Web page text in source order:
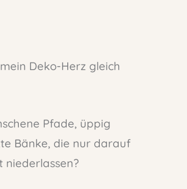
Deko-Herz gleich
Pfade, üppig
Bänke, die nur darauf
niederlassen?